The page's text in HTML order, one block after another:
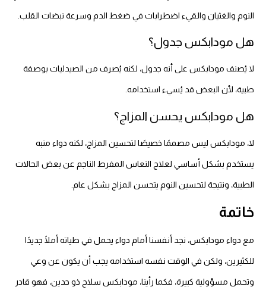
النوم والغثيان والقيء اضطرابات في ضغط الدم وسرعة نبضات القلب.
هل مودابكس جدول؟
لا يُصنف مودابكس على أنه جدول، لكنه يُصرف من الصيدليات بوصفة
طبية، لأن البعض قد يُسيء استخدامه.
هل مودابكس يحسن المزاج؟
لا، مودابكس ليس مصممًا خصيصًا لتحسين المزاج، لكنه دواء منبه
يستخدم بشكل أساسي لعلاج النعاس المفرط الناجم عن بعض الحالات
الطبية، ونتيجة لتحسين النوم يتحسن المزاج بشكل عام.
خاتمة
مع دواء مودابكس، نجد أنفسنا أمام دواء يحمل في طياته أملًا جديدًا
للكثيرين، ولكن في الوقت نفسه استخدامه يجب أن يكون عن وعي
وتحمل مسؤولية كبيرة، فكما رأينا، مودابكس سلاح ذو حدين، فهو قادر